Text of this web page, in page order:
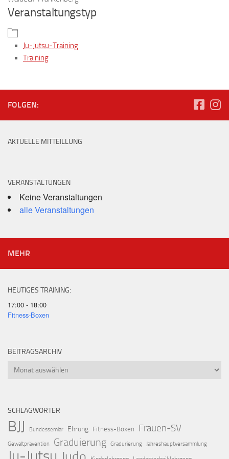
Veranstaltungstyp
Ju-Jutsu-Training
Training
FOLGEN:
AKTUELLE MITTEILLUNG
VERANSTALTUNGEN
Keine Veranstaltungen
alle Veranstaltungen
MEHR
HEUTIGES TRAINING:
17:00 - 18:00
Fitness-Boxen
BEITRAGSARCHIV
Beitragsarchiv
SCHLAGWÖRTER
BJJ Bundessemiar Ehrung Fitness-Boxen Frauen-SV
Gewaltprävention Graduierung Gradurierung Jahreshauptversammlung